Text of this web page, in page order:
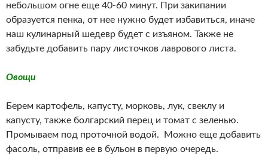
небольшом огне еще 40-60 минут. При закипании
образуется пенка, от нее нужно будет избавиться, иначе
наш кулинарный шедевр будет с изъяном. Также не
забудьте добавить пару листочков лаврового листа.
Овощи
Берем картофель, капусту, морковь, лук, свеклу и
капусту, также болгарский перец и томат с зеленью.
Промываем под проточной водой. Можно еще добавить
фасоль, отправив ее в бульон в первую очередь.